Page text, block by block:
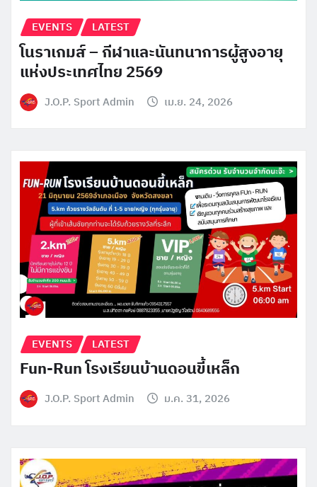
EVENTS LATEST
โนราเกมส์ – กีฬาและนันทนาการผู้สูงอายุ
แห่งประเทศไทย 2569
J.O.P. Sport Admin เม.ย. 24, 2026
EVENTS LATEST
Fun-Run โรงเรียนบ้านดอนขี้เหล็ก
J.O.P. Sport Admin ม.ค. 31, 2026